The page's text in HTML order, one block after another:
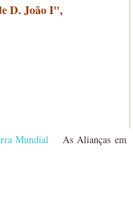
D. João I",
Mundial
As Alianças em